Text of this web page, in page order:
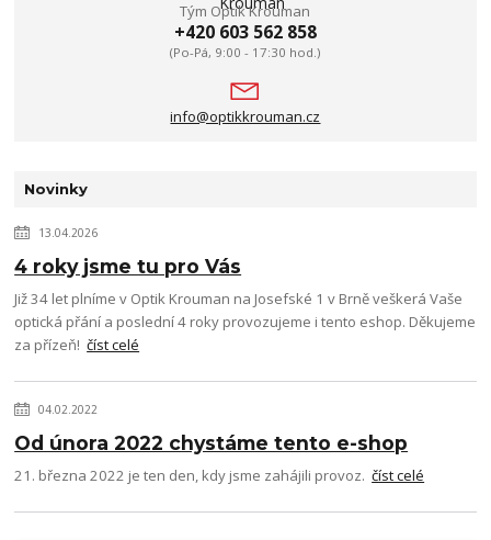
Tým Optik Krouman
+420 603 562 858
(Po-Pá, 9:00 - 17:30 hod.)
info@optikkrouman.cz
Novinky
13.04.2026
4 roky jsme tu pro Vás
Již 34 let plníme v Optik Krouman na Josefské 1 v Brně veškerá Vaše
optická přání a poslední 4 roky provozujeme i tento eshop. Děkujeme
za přízeň!číst celé
04.02.2022
Od února 2022 chystáme tento e-shop
21. března 2022 je ten den, kdy jsme zahájili provoz.číst celé